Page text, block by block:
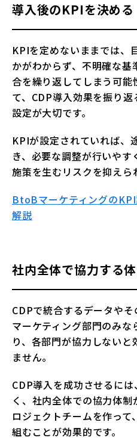
導入後のKPIを決める
KPIを定めないままでは、
かがわからず、不明確な
合を繰り返してしまう可能
て、CDP導入効果を振り
設定が大切です。
KPIが設定されていれば、
き、必要な調整が行いや
施策を生むリスクを抑えら
BtoBマーケティングの
解説
社内全体で協力する
CDPで統合するデータやそ
マーケティング部門のみ
り、各部門が協力しない
ません。
CDP導入を成功させるに
く、社内全体での協力体
ロジェクトチームを作って
組むことが効果的です。